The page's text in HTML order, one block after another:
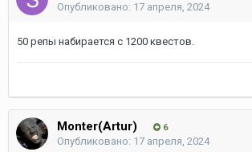
Опубликовано: 17 апреля, 2024
50 репы набирается с 1200 квестов.
Monter(Artur) 6
Опубликовано: 17 апреля, 2024